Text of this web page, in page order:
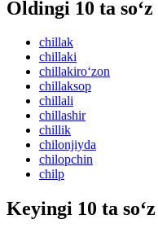
Oldingi 10 ta so‘z
chillak
chillaki
chillakiro‘zon
chillaksop
chillali
chillashir
chillik
chilonjiyda
chilopchin
chilp
Keyingi 10 ta so‘z